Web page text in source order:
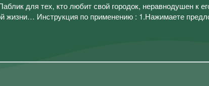
для тех, кто любит свой городок, неравнодушен к
жизни… Инструкция по применению : 1.Нажимаете